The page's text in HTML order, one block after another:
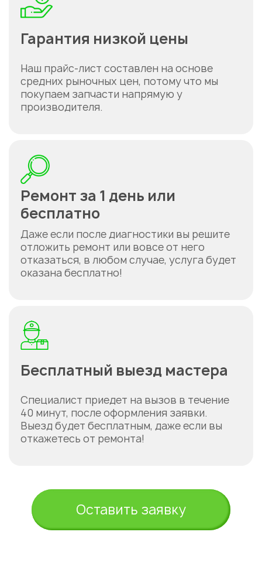
Гарантия низкой цены
Наш прайс-лист составлен на основе
средних рыночных цен, потому что мы
покупаем запчасти напрямую у
производителя.
Ремонт за 1 день или
бесплатно
Даже если после диагностики вы решите
отложить ремонт или вовсе от него
отказаться, в любом случае, услуга будет
оказана бесплатно!
Бесплатный выезд мастера
Специалист приедет на вызов в течение
40 минут, после оформления заявки.
Выезд будет бесплатным, даже если вы
откажетесь от ремонта!
Оставить заявку